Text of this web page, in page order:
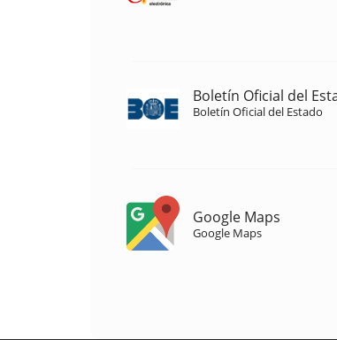
Boletín Oficial del
Boletín Oficial del Estado
Google Maps
Google Maps